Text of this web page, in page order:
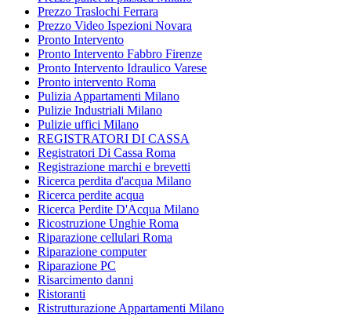
Prezzo Traslochi Ferrara
Prezzo Video Ispezioni Novara
Pronto Intervento
Pronto Intervento Fabbro Firenze
Pronto Intervento Idraulico Varese
Pronto intervento Roma
Pulizia Appartamenti Milano
Pulizie Industriali Milano
Pulizie uffici Milano
REGISTRATORI DI CASSA
Registratori Di Cassa Roma
Registrazione marchi e brevetti
Ricerca perdita d'acqua Milano
Ricerca perdite acqua
Ricerca Perdite D'Acqua Milano
Ricostruzione Unghie Roma
Riparazione cellulari Roma
Riparazione computer
Riparazione PC
Risarcimento danni
Ristoranti
Ristrutturazione Appartamenti Milano